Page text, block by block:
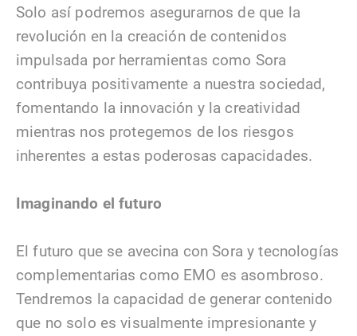
Solo así podremos asegurarnos de que la
revolución en la creación de contenidos
impulsada por herramientas como Sora
contribuya positivamente a nuestra sociedad,
fomentando la innovación y la creatividad
mientras nos protegemos de los riesgos
inherentes a estas poderosas capacidades.
Imaginando el futuro
El futuro que se avecina con Sora y tecnologías
complementarias como EMO es asombroso.
Tendremos la capacidad de generar contenido
que no solo es visualmente impresionante y